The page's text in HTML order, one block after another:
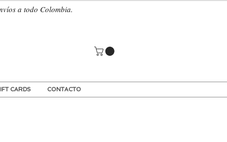
todo Colombia.
CARDS CONTACTO